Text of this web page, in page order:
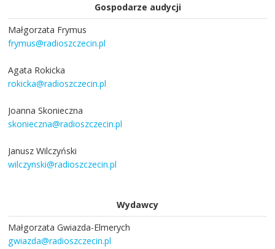
Gospodarze audycji
Małgorzata Frymus
frymus@radioszczecin.pl
Agata Rokicka
rokicka@radioszczecin.pl
Joanna Skonieczna
skonieczna@radioszczecin.pl
Janusz Wilczyński
wilczynski@radioszczecin.pl
Wydawcy
Małgorzata Gwiazda-Elmerych
gwiazda@radioszczecin.pl